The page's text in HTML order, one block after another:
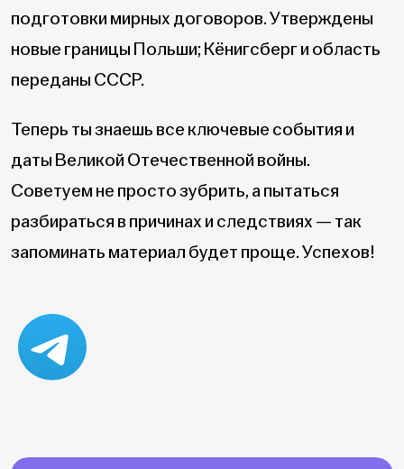
подготовки мирных договоров. Утверждены
новые границы Польши; Кёнигсберг и область
переданы СССР.
Теперь ты знаешь все ключевые события и
даты Великой Отечественной войны.
Советуем не просто зубрить, а пытаться
разбираться в причинах и следствиях — так
запоминать материал будет проще. Успехов!